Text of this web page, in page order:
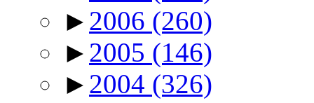
► 2006 (260)
► 2005 (146)
► 2004 (326)